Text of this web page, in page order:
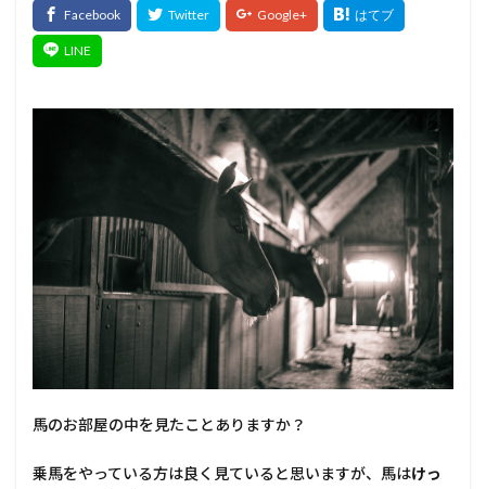
馬のお部屋の中を見たことありますか？
乗馬をやっている方は良く見ていると思いますが、馬はけっ